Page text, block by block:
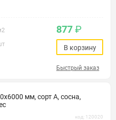
877 ₽
В корзину
Быстрый заказ
мм, сорт А, сосна,
код: 120020